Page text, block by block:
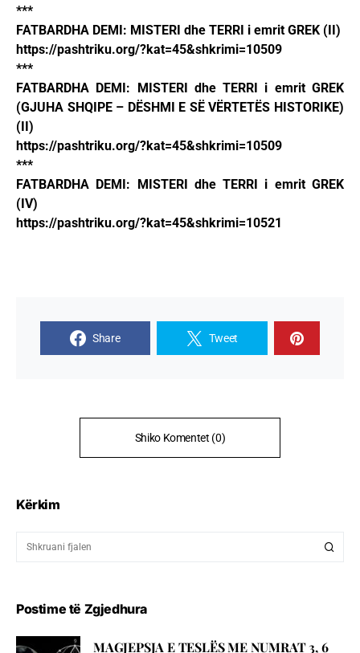
***
FATBARDHA DEMI: MISTERI dhe TERRI i emrit GREK (II)
https://pashtriku.org/?kat=45&shkrimi=10509
***
FATBARDHA DEMI: MISTERI dhe TERRI i emrit GREK
(GJUHA SHQIPE – DËSHMI E SË VËRTETËS HISTORIKE)
(II)
https://pashtriku.org/?kat=45&shkrimi=10509
***
FATBARDHA DEMI: MISTERI dhe TERRI i emrit GREK
(IV)
https://pashtriku.org/?kat=45&shkrimi=10521
Share Tweet
Shiko Komentet (0)
Kërkim
Postime të Zgjedhura
MAGJEPSJA E TESLËS ME NUMRAT 3, 6